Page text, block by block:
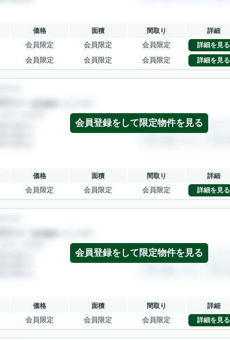
価格 面積 間取り 詳細
会員限定 会員限定 会員限定 詳細を見る
会員限定 会員限定 会員限定 詳細を見る
会員登録をして限定物件を見る
価格 面積 間取り 詳細
会員限定 会員限定 会員限定 詳細を見る
会員登録をして限定物件を見る
価格 面積 間取り 詳細
会員限定 会員限定 会員限定 詳細を見る